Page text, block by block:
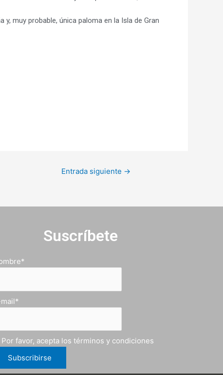
muy probable, única paloma en la Isla de Gran
Entrada siguiente →
Suscríbete
favor, acepta los términos y condiciones